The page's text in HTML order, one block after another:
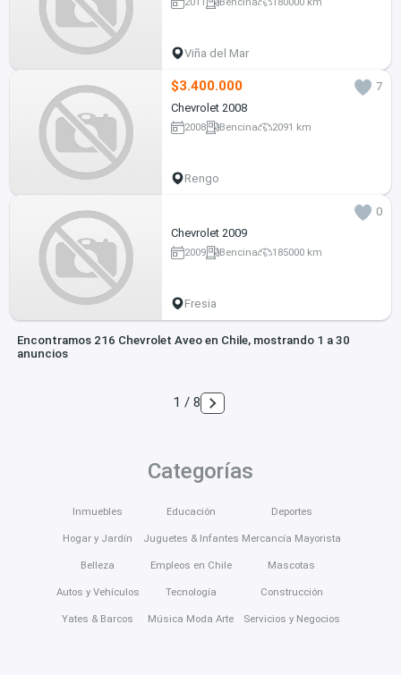
Viña del Mar
$3.400.000
7
Chevrolet 2008
2008 Bencina 2091 km
Rengo
0
Chevrolet 2009
2009 Bencina 185000 km
Fresia
Encontramos 216 Chevrolet Aveo en Chile, mostrando 1 a 30
anuncios
1 / 8
Categorías
Inmuebles
Hogar y Jardín
Belleza
Autos y Vehículos
Yates & Barcos
Educación
Juguetes & Infantes
Empleos en Chile
Tecnología
Música Moda Arte
Deportes
Mercancía Mayorista
Mascotas
Construcción
Servicios y Negocios